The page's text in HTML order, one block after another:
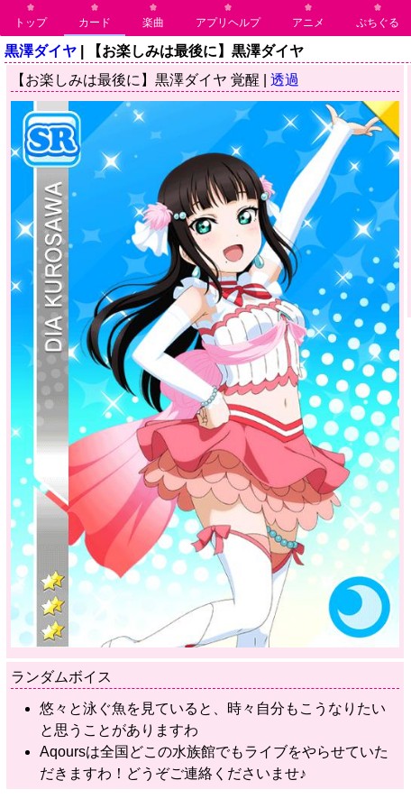
トップ カード 楽曲 アプリヘルプ アニメ ぷちぐる
黒澤ダイヤ | 【お楽しみは最後に】黒澤ダイヤ
【お楽しみは最後に】黒澤ダイヤ 覚醒 | 透過
ランダムボイス
悠々と泳ぐ魚を見ていると、時々自分もこうなりたい
と思うことがありますわ
Aqoursは全国どこの水族館でもライブをやらせていた
だきますわ！どうぞご連絡くださいませ♪